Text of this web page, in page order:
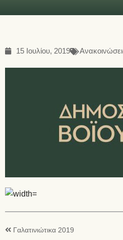
15 Ιουλίου, 2019
Γαλατινιώτικα 2019